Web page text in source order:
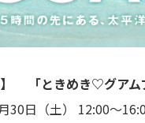
】 「ときめき♡グアム
30日（土） 12:00～